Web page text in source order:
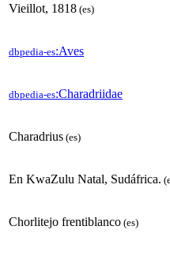
Vieillot, 1818 (es)
dbpedia-es:Aves
dbpedia-es:Charadriidae
Charadrius (es)
En KwaZulu Natal, Sudáfrica.
Chorlitejo frentiblanco (es)